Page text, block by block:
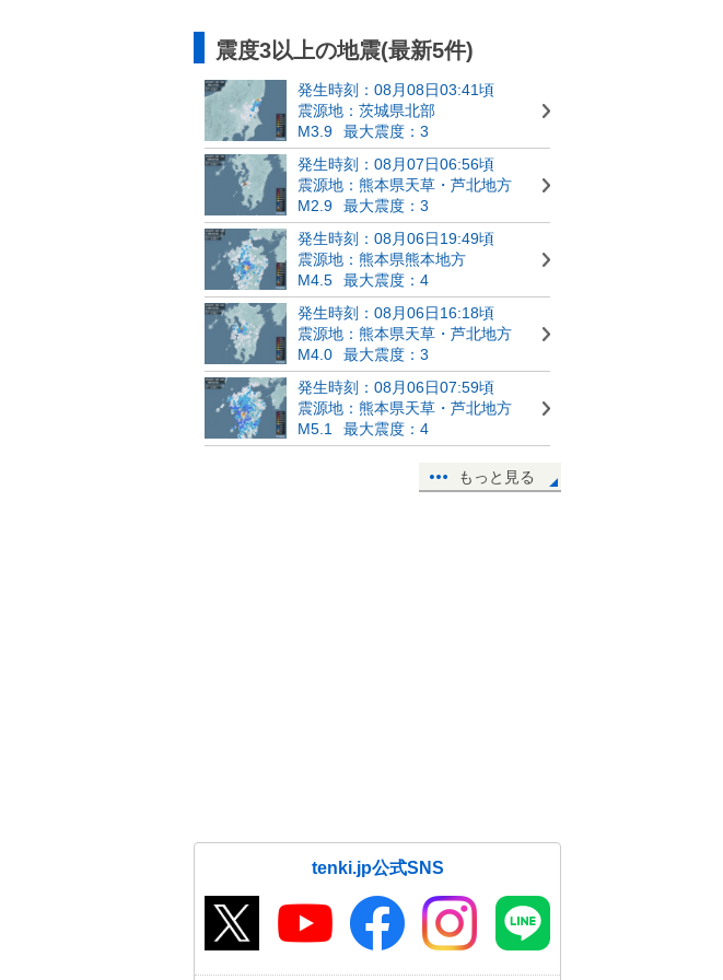
震度3以上の地震(最新5件)
発生時刻：08月08日03:41頃
震源地：茨城県北部
M3.9
最大震度：3
発生時刻：08月07日06:56頃
震源地：熊本県天草・芦北地方
M2.9
最大震度：3
発生時刻：08月06日19:49頃
震源地：熊本県熊本地方
M4.5
最大震度：4
発生時刻：08月06日16:18頃
震源地：熊本県天草・芦北地方
M4.0
最大震度：3
発生時刻：08月06日07:59頃
震源地：熊本県天草・芦北地方
M5.1
最大震度：4
もっと見る
tenki.jp公式SNS